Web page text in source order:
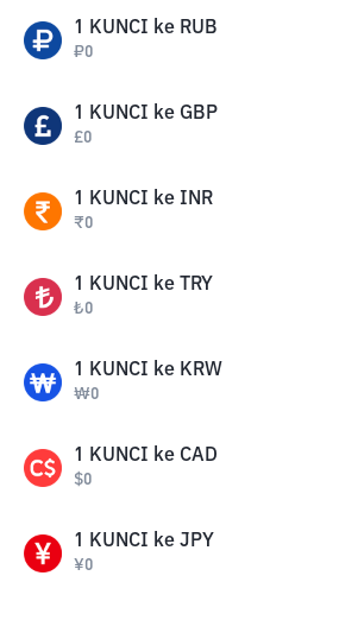
1 KUNCI ke RUB
₽0
1 KUNCI ke GBP
£0
1 KUNCI ke INR
₹0
1 KUNCI ke TRY
₺0
1 KUNCI ke KRW
₩0
1 KUNCI ke CAD
$0
1 KUNCI ke JPY
¥0